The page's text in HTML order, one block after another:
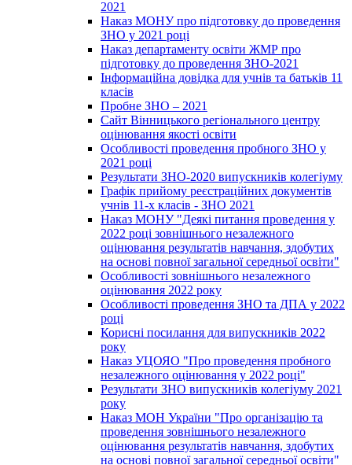
2021
Наказ МОНУ про підготовку до проведення
ЗНО у 2021 році
Наказ департаменту освіти ЖМР про
підготовку до проведення ЗНО-2021
Інформаційна довідка для учнів та батьків 11
класів
Пробне ЗНО – 2021
Сайт Вінницького регіонального центру
оцінювання якості освіти
Особливості проведення пробного ЗНО у
2021 році
Результати ЗНО-2020 випускників колегіуму
Графік прийому реєстраційних документів
учнів 11-х класів - ЗНО 2021
Наказ МОНУ "Деякі питання проведення у
2022 році зовнішнього незалежного
оцінювання результатів навчання, здобутих
на основі повної загальної середньої освіти"
Особливості зовнішнього незалежного
оцінювання 2022 року
Особливості проведення ЗНО та ДПА у 2022
році
Корисні посилання для випускників 2022
року
Наказ УЦОЯО "Про проведення пробного
незалежного оцінювання у 2022 році"
Результати ЗНО випускників колегіуму 2021
року
Наказ МОН України "Про організацію та
проведення зовнішнього незалежного
оцінювання результатів навчання, здобутих
на основі повної загальної середньої освіти"